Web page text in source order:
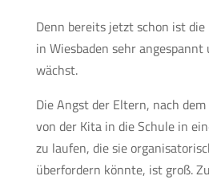
Denn bereits jetzt schon ist
in Wiesbaden sehr angespannt
wächst.
Die Angst der Eltern, nach
von der Kita in die Schule in
zu laufen, die sie
überfordern könnte, ist groß.